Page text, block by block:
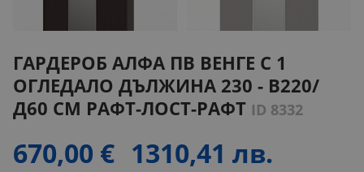
ГАРДЕРОБ АЛФА ПВ ВЕНГЕ С 1
ОГЛЕДАЛО ДЪЛЖИНА 230 - В220/
Д60 СМ РАФТ-ЛОСТ-РАФТ ID 8332
670,00 € 1310,41 лв.